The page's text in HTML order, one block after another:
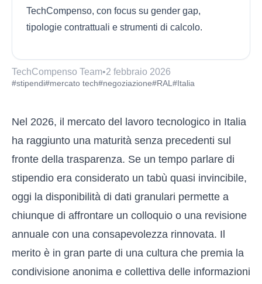
TechCompenso, con focus su gender gap,
tipologie contrattuali e strumenti di calcolo.
TechCompenso Team•2 febbraio 2026
#stipendi#mercato tech#negoziazione#RAL #Italia
Nel 2026, il mercato del lavoro tecnologico in Italia
ha raggiunto una maturità senza precedenti sul
fronte della trasparenza. Se un tempo parlare di
stipendio era considerato un tabù quasi invincibile,
oggi la disponibilità di dati granulari permette a
chiunque di affrontare un colloquio o una revisione
annuale con una consapevolezza rinnovata. Il
merito è in gran parte di una cultura che premia la
condivisione anonima e collettiva delle informazioni